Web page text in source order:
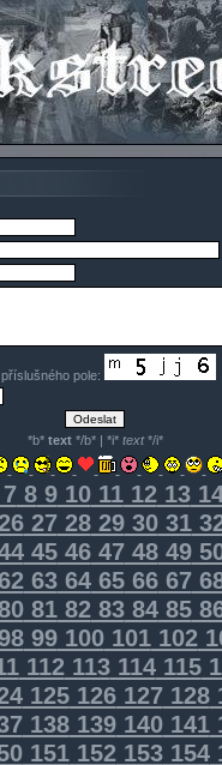
pole:
*b* text*/b* | *i* text*/i*
8910111213
2728293031
4546474849
6364656667
8182838485
99100101102
112113114115
125126127128
138139140141
151152153154